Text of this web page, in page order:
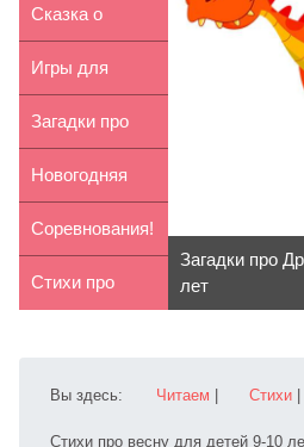
детей 2...
про зиму
Сказка о
пропавшем
кошельке и
С...
Игры для
детей 9-10 лет
Загадки про
Дракона для
детей 7...
Новогодняя
сказка
«Елочка»
Соревнования!
Стихи про
детей 2-4...
Загадки про
лет
Вы здесь: Читаем Стихи
Стихи про весну для детей 9-10